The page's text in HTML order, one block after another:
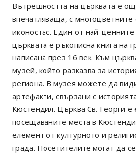
Вътрешността на църквата е
впечатляваща, с многоцветните
иконостас. Един от най-
църквата е ръкописна книга на
написана през 16 век. Към
музей, който разказва за
региона. В музея можете да
артефакти, свързани с
Кюстендил. Църква Св. Георги е
посещаваните места в
елемент от културното и
града. Посетителите могат да